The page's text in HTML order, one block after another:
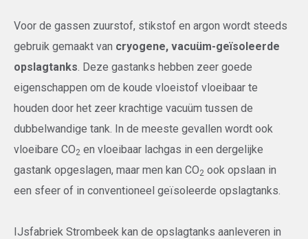
Voor de gassen zuurstof, stikstof en argon wordt steeds
gebruik gemaakt van cryogene, vacuüm-geïsoleerde
opslagtanks. Deze gastanks hebben zeer goede
eigenschappen om de koude vloeistof vloeibaar te
houden door het zeer krachtige vacuüm tussen de
dubbelwandige tank. In de meeste gevallen wordt ook
vloeibare CO2 en vloeibaar lachgas in een dergelijke
gastank opgeslagen, maar men kan CO2 ook opslaan in
een sfeer of in conventioneel geïsoleerde opslagtanks.
IJsfabriek Strombeek kan de opslagtanks aanleveren in